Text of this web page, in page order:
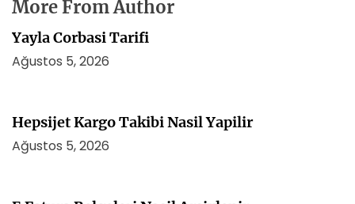
More From Author
Yayla Corbasi Tarifi
Ağustos 5, 2026
Hepsijet Kargo Takibi Nasil Yapilir
Ağustos 5, 2026